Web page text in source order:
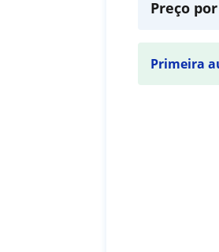
Preço
Primeira